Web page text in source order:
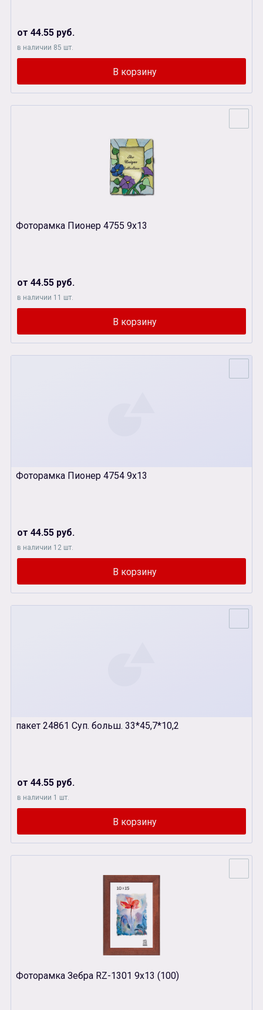
от 44.55 руб.
в наличии 85 шт.
Фоторамка Пионер 4755 9х13
от 44.55 руб.
в наличии 11 шт.
Фоторамка Пионер 4754 9х13
от 44.55 руб.
в наличии 12 шт.
пакет 24861 Суп. больш. 33*45,7*10,2
от 44.55 руб.
в наличии 1 шт.
Фоторамка Зебра RZ-1301 9х13 (100)